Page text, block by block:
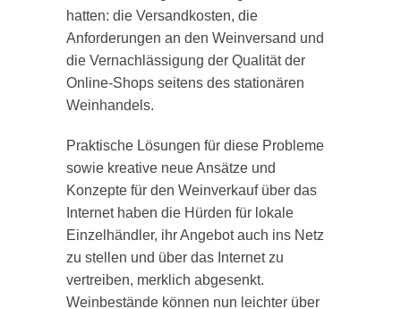
hatten: die Versandkosten, die
Anforderungen an den Weinversand und
die Vernachlässigung der Qualität der
Online-Shops seitens des stationären
Weinhandels.
Praktische Lösungen für diese Probleme
sowie kreative neue Ansätze und
Konzepte für den Weinverkauf über das
Internet haben die Hürden für lokale
Einzelhändler, ihr Angebot auch ins Netz
zu stellen und über das Internet zu
vertreiben, merklich abgesenkt.
Weinbestände können nun leichter über